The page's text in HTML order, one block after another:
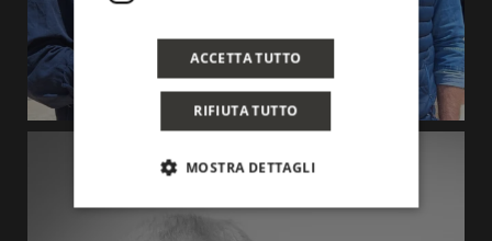
ACCETTA TUTTO
RIFIUTA TUTTO
MOSTRA DETTAGLI